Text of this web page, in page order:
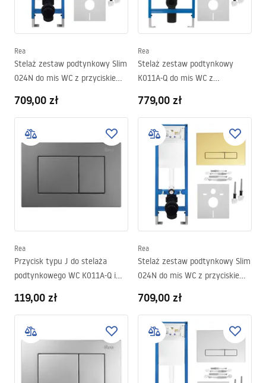
Rea
Stelaż zestaw podtynkowy Slim
024N do mis WC z przyciskiem
709,00 zł
Rea
Stelaż zestaw podtynkowy
K011A-Q do mis WC z
779,00 zł
Rea
Przycisk typu J do stelaża
podtynkowego WC K011A-Q i
119,00 zł
Rea
Stelaż zestaw podtynkowy Slim
024N do mis WC z przyciskiem
709,00 zł